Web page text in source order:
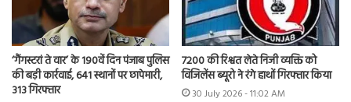
‘गैंगस्टरां ते वार’ के 190वें दिन पंजाब पुलिस
की बड़ी कार्रवाई, 641 स्थानों पर छापेमारी,
313 गिरफ्तार
7200 की रिश्वत लेते निजी व्यक्ति को
विजिलेंस ब्यूरो ने रंगे हाथों गिरफ्तार किया
30 July 2026 - 11:02 AM